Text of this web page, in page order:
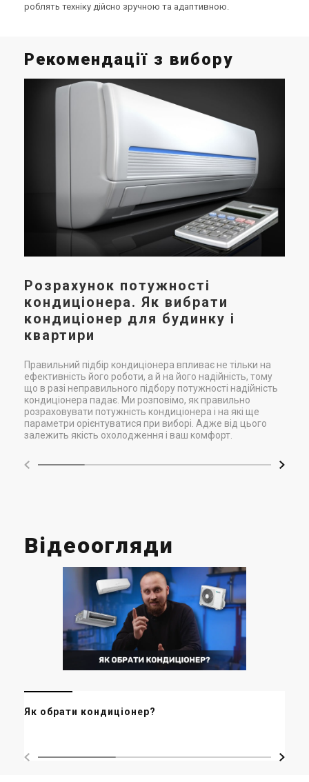
роблять техніку дійсно зручною та адаптивною.
Рекомендації з вибору
Розрахунок потужності
кондиціонера. Як вибрати
кондиціонер для будинку і
квартири
Правильний підбір кондиціонера впливає не тільки на
ефективність його роботи, а й на його надійність, тому
що в разі неправильного підбору потужності надійність
кондиціонера падає. Ми розповімо, як правильно
розраховувати потужність кондиціонера і на які ще
параметри орієнтуватися при виборі. Адже від цього
залежить якість охолодження і ваш комфорт.
Відеоогляди
Як обрати кондиціонер?